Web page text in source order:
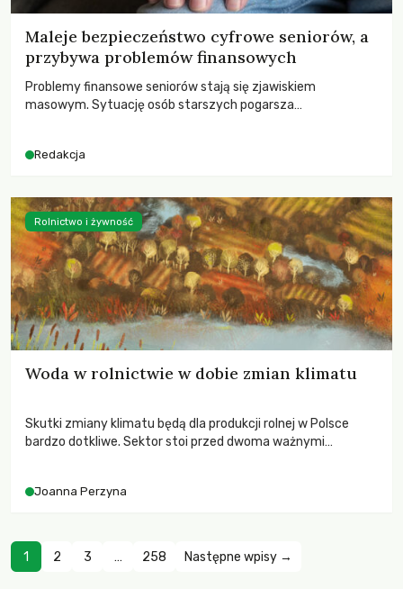
Maleje bezpieczeństwo cyfrowe seniorów, a
przybywa problemów finansowych
Problemy finansowe seniorów stają się zjawiskiem
masowym. Sytuację osób starszych pogarsza
Redakcja
Woda w rolnictwie w dobie zmian klimatu
Skutki zmiany klimatu będą dla produkcji rolnej w Polsce
bardzo dotkliwe. Sektor stoi przed dwoma ważnymi
zachodzących zmian klimatycznych. Wymagać to będzie
Joanna Perzyna
Rolnictwo i żywność
1 2 3 … 258 Następne wpisy →